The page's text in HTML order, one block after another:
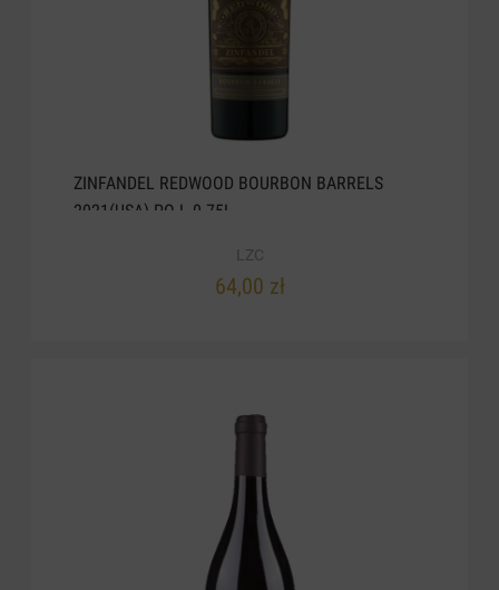
ZINFANDEL REDWOOD BOURBON BARRELS
2021(USA) POJ. 0.75L
LZC
64,00 zł